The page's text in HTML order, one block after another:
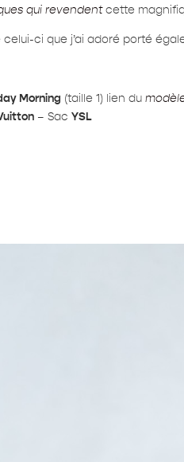
qui revendentcette
ci que j’ai adoré porté
Morning (taille 1) lien du
– SacYSL